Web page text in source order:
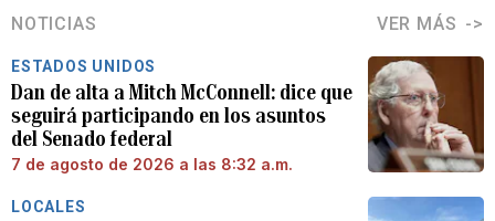
NOTICIAS VER MÁS
ESTADOS UNIDOS
Dan de alta a Mitch McConnell: dice que
seguirá participando en los asuntos
del Senado federal
7 de agosto de 2026 a las 8:32 a.m.
LOCALES